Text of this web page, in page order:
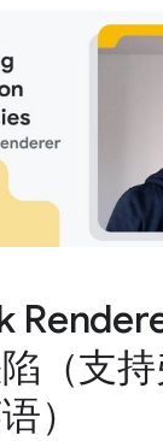
（支
）